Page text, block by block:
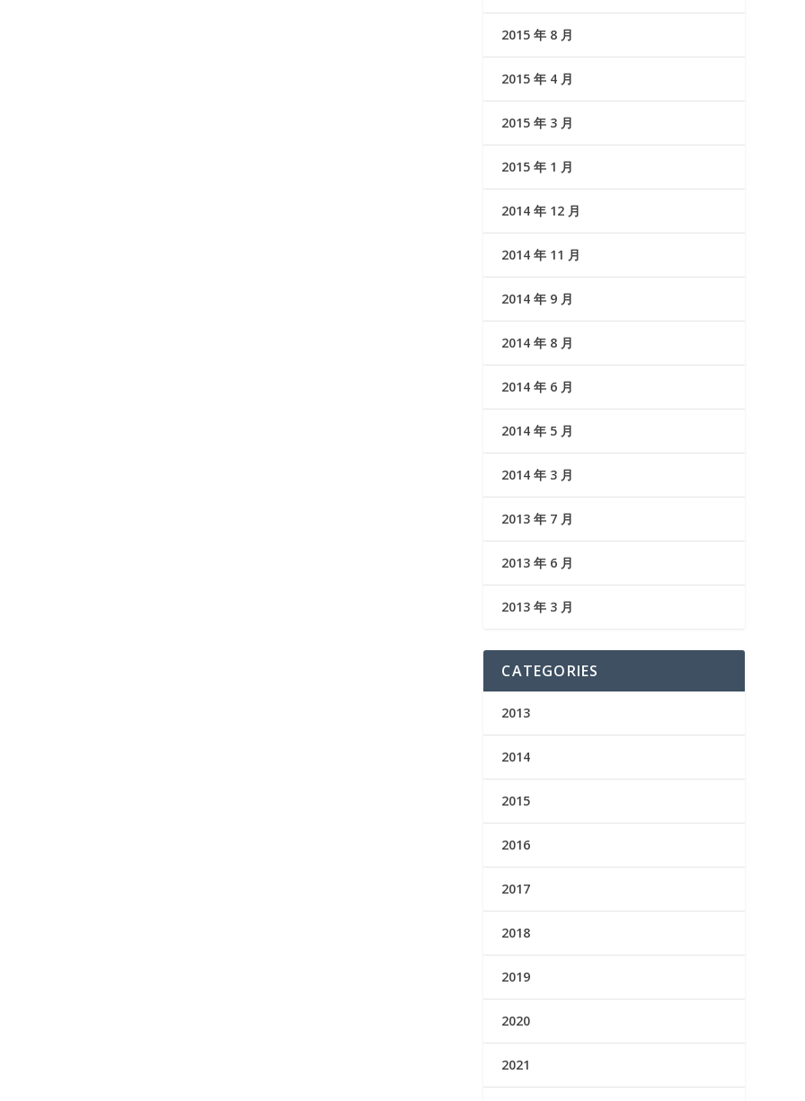
2015 年 8 月
2015 年 4 月
2015 年 3 月
2015 年 1 月
2014 年 12 月
2014 年 11 月
2014 年 9 月
2014 年 8 月
2014 年 6 月
2014 年 5 月
2014 年 3 月
2013 年 7 月
2013 年 6 月
2013 年 3 月
CATEGORIES
2013
2014
2015
2016
2017
2018
2019
2020
2021